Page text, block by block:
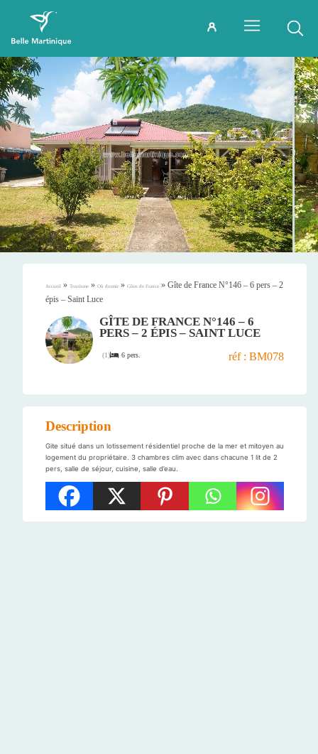
Accueil » Tourisme » Où dormir » Gîtes de France » Gîte de France N°146 – 6 pers – 2
épis – Saint Luce
GÎTE DE FRANCE N°146 – 6
PERS – 2 ÉPIS – SAINT LUCE
(1) 6 pers. réf : BM078
Description
Gite situé dans un lotissement résidentiel proche de la mer et mitoyen au
logement du propriétaire. 3 chambres clim avec dans chacune 1 lit de 2
pers, salle de séjour, cuisine, salle d’eau.